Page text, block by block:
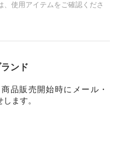
使用アイテムをご確認くださ
ンド
品販売開始時にメール・
ます。